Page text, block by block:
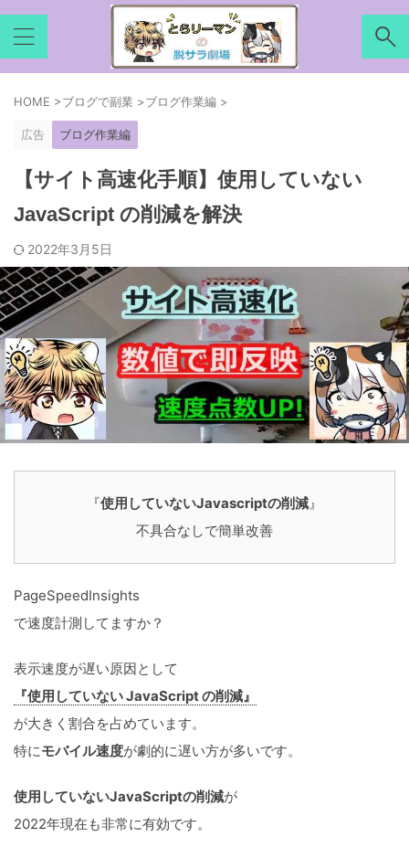
HOME >ブログで副業 >ブログ作業編 >
広告 ブログ作業編
【サイト高速化手順】使用していない
JavaScript の削減を解決
2022年3月5日
『使用していないJavascriptの削減』
不具合なしで簡単改善
PageSpeedInsights
で速度計測してますか？
表示速度が遅い原因として
『使用していない JavaScript の削減』
が大きく割合を占めています。
特にモバイル速度が劇的に遅い方が多いです。
使用していないJavaScriptの削減が
2022年現在も非常に有効です。